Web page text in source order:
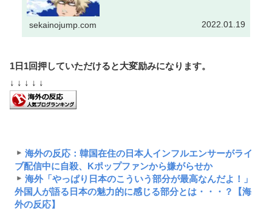
sekainojump.com 2022.01.19
1日1回押していただけると大変励みになります。
↓ ↓ ↓ ↓ ↓
海外の反応：韓国在住の日本人インフルエンサーがライ
ブ配信中に自殺、Kポップファンから嫌がらせか
海外「やっぱり日本のこういう部分が最高なんだよ！」
外国人が語る日本の魅力的に感じる部分とは・・・？【海
外の反応】